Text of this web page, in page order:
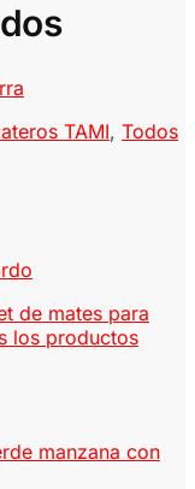
TAMI, Todos
de mates para
los productos